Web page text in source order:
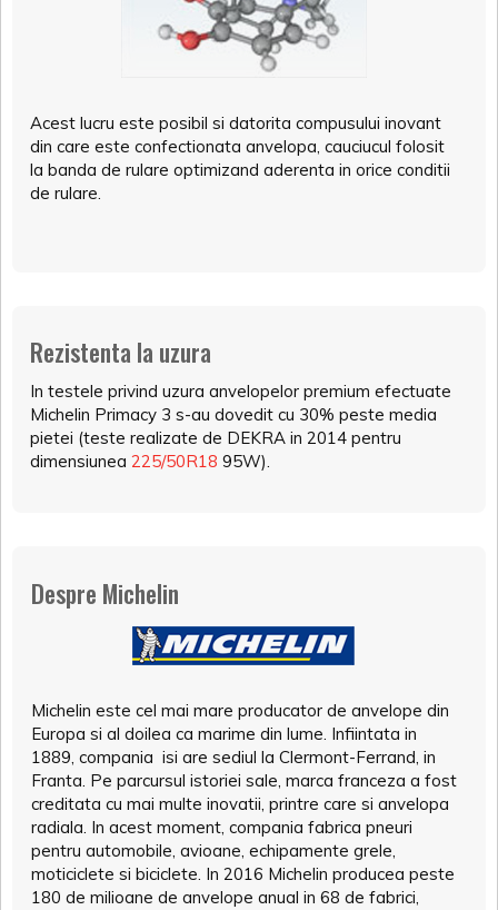
Acest lucru este posibil si datorita compusului inovant
din care este confectionata anvelopa, cauciucul folosit
la banda de rulare optimizand aderenta in orice conditii
de rulare.
Rezistenta la uzura
In testele privind uzura anvelopelor premium efectuate
Michelin Primacy 3 s-au dovedit cu 30% peste media
pietei (teste realizate de DEKRA in 2014 pentru
dimensiunea 225/50R18 95W).
Despre Michelin
Michelin este cel mai mare producator de anvelope din
Europa si al doilea ca marime din lume. Infiintata in
1889, compania isi are sediul la Clermont-Ferrand, in
Franta. Pe parcursul istoriei sale, marca franceza a fost
creditata cu mai multe inovatii, printre care si anvelopa
radiala. In acest moment, compania fabrica pneuri
pentru automobile, avioane, echipamente grele,
moticiclete si biciclete. In 2016 Michelin producea peste
180 de milioane de anvelope anual in 68 de fabrici,